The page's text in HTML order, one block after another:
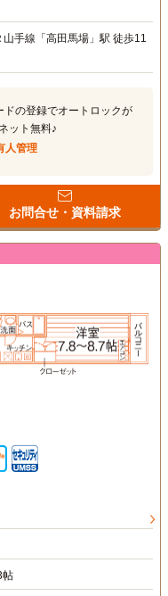
手線「高田馬場」駅 徒歩11
の登録でオートロックが
ット無料♪
人管理
お問合せ・資料請求
帖